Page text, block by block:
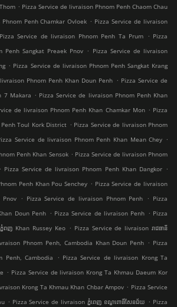
. Pizza Service de livraison Phnom Penh Chaom Chau
Penh Chamkar Ovloek . Pizza Service de livraison
Pizza Service de livraison Phnom Penh Ta Prum . Pizza
Sangkat Preaek Pnov . Pizza Service de livraison
. Pizza Service de livraison Phnom Penh Sangkat Krang
Phnom Penh Khan Doun Penh . Pizza Service de
7 Makara . Pizza Service de livraison Phnom Penh Khan
de livraison Phnom Penh Khan Chamkar Mon . Pizza
Toul Kork District . Pizza Service de livraison Phnom
Service de livraison Phnom Penh Khan Mean Chey .
Penh Khan Sensok . Pizza Service de livraison Phnom
. Pizza Service de livraison Phnom Penh Khan Dangkor .
Penh Khan Pou Senchey . Pizza Service de livraison
Pnov
. Pizza Service de livraison Phnom Penh . Pizza
Doun Penh . Pizza Service de livraison Penh . Pizza
េពញ Khan Russey Keo . Pizza Service de livraison រាជធានី
Phnom Penh, Cambodia Khan Doun Penh . Pizza
Penh, Cambodia
. Pizza Service de livraison Krong Ta
. Pizza Service de livraison Krong Ta Khmau Daeum Kor
Krong Ta Khmau Khan Chbar Ampov . Pizza Service
. Pizza Service de livraison ភ្នំពេញ ខណ្ឌ​ពោធិ៍សែនជ័យ . Pizza